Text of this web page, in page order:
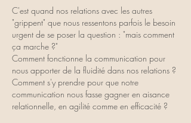
C'est quand nos relations avec les autres
"grippent" que nous ressentons parfois le besoin
urgent de se poser la question : "mais comment
ça marche ?"
Comment fonctionne la communication pour
nous apporter de la fluidité dans nos relations ?
Comment s'y prendre pour que notre
communication nous fasse gagner en aisance
relationnelle, en agilité comme en efficacité ?